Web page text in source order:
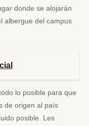
donde se alojarán
albergue del campus
lo posible para que
de origen al país
posible. Les